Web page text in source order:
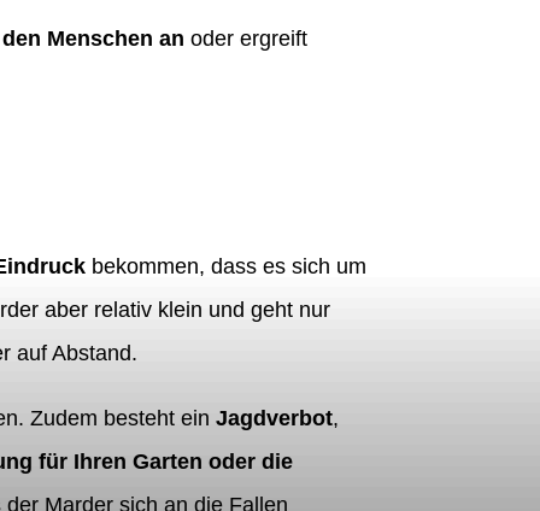
Menschen an oder ergreift
bekommen, dass es sich um
aber relativ klein und geht nur
auf Abstand.
Zudem besteht ein Jagdverbot,
für Ihren Garten oder die
Marder sich an die Fallen